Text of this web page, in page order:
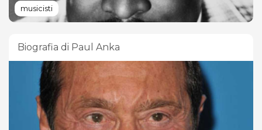
musicisti
Biografia di Paul Anka